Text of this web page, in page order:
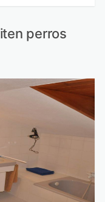
perros